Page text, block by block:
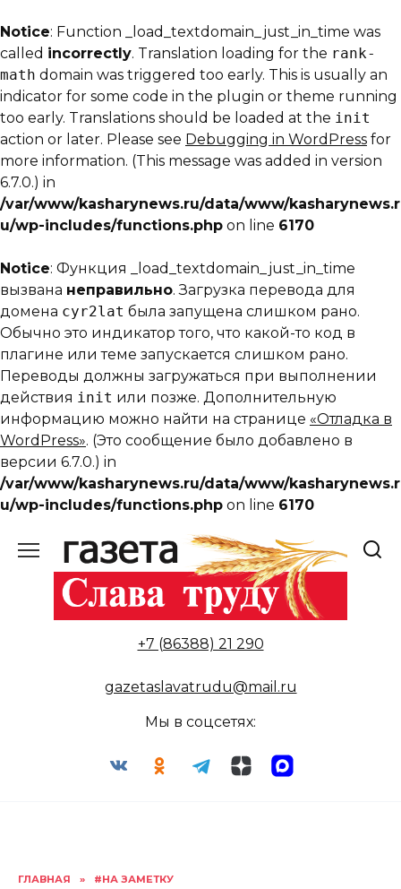
Notice: Function _load_textdomain_just_in_time was
called incorrectly. Translation loading for the rank-
math domain was triggered too early. This is usually an
indicator for some code in the plugin or theme running
too early. Translations should be loaded at the init
action or later. Please see Debugging in WordPress for
more information. (This message was added in version
6.7.0.) in
/var/www/kasharynews.ru/data/www/kasharynews.r
u/wp-includes/functions.php on line 6170
Notice: Функция _load_textdomain_just_in_time
вызвана неправильно. Загрузка перевода для
домена cyr2lat была запущена слишком рано.
Обычно это индикатор того, что какой-то код в
плагине или теме запускается слишком рано.
Переводы должны загружаться при выполнении
действия init или позже. Дополнительную
информацию можно найти на странице «Отладка в
WordPress». (Это сообщение было добавлено в
версии 6.7.0.) in
/var/www/kasharynews.ru/data/www/kasharynews.r
u/wp-includes/functions.php on line 6170
содержанию
+7 (86388) 21 290
gazetaslavatrudu@mail.ru
Мы в соцсетях:
ГЛАВНАЯ » #НА ЗАМЕТКУ